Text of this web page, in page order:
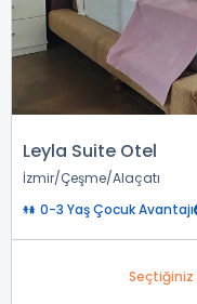
Leyla Suite Otel
İzmir Çeşme Alaçatı
0-3 Yaş Çocuk Avantajı
Seçtiğiniz